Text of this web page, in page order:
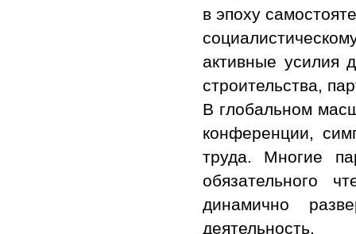
в эпоху
активные усилия
строительства,
В глобальном
конференции,
труда. Многие
обязательного
динамично
деятельность.